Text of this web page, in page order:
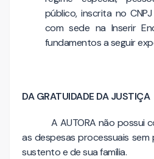
público, inscrita no
com sede na Inserir
fundamentos a seguir
DA GRATUIDADE DA JUSTIÇA
A AUTORA não possui
as despesas processuais
sustento e de sua família.